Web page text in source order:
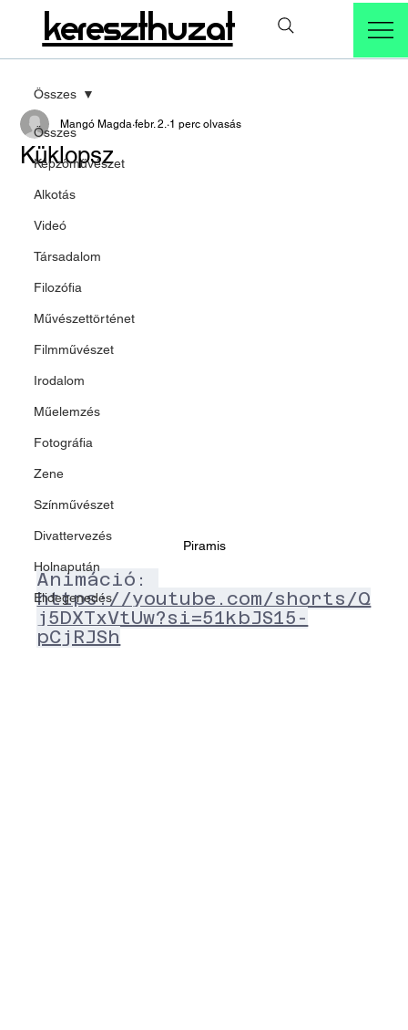
kereszthuzat
Összes
Képzőművészet
Alkotás
Videó
Társadalom
Filozófia
Művészettörténet
Filmművészet
Irodalom
Műelemzés
Fotográfia
Zene
Színművészet
Divattervezés
Holnapután
Elidegenedés
Összes
Küklopsz
Mangó Magda febr. 2. 1 perc olvasás
Piramis
Animáció:
https://youtube.com/shorts/Q
j5DXTxVtUw?si=51kbJS15-
pCjRJSh